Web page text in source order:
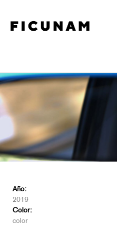
Año:
2019
Color:
color